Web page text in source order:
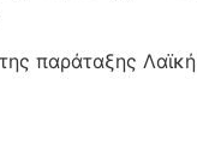
παράταξης